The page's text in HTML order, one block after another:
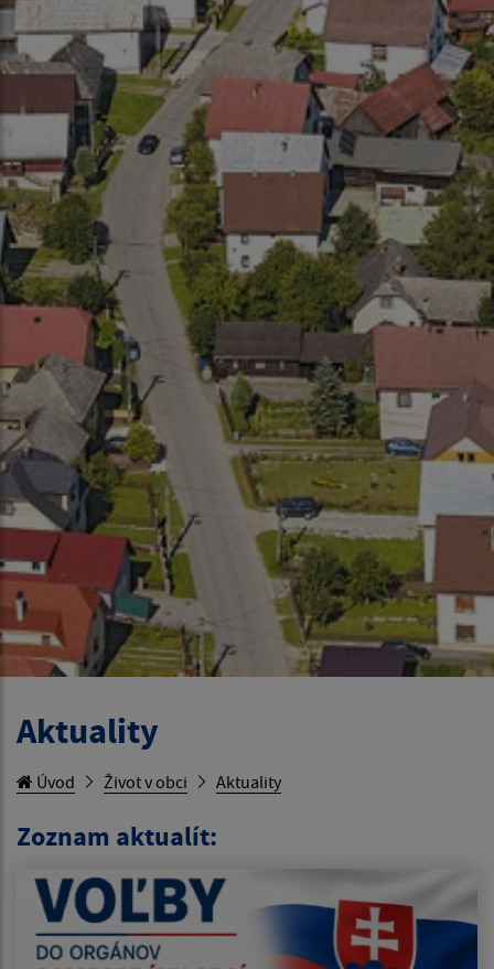
Aktuality
Úvod Život v obci Aktuality
Zoznam aktualít: